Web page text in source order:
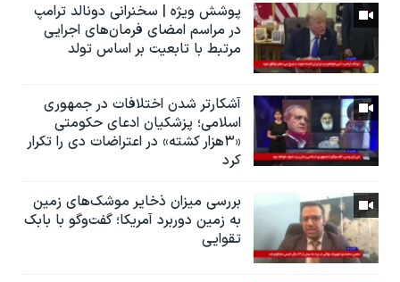
پوشش ویژه | سخنرانی دونالد ترامپ
در مراسم امضای فرمان‌های اجرایی
مرتبط با تابعیت بر اساس تولد
آشکارتر شدن اختلافات در جمهوری
اسلامی؛ پزشکیان ادعای حکومتی
«۳هزار کشته» در اعتراضات دی را تکرار
کرد
بررسی میزان ذخایر موشک‌های زمین
به زمین دوربرد آمریکا؛ گفت‌وگو با بابک
تقوایی